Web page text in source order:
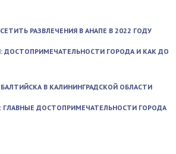
РАЗВЛЕЧЕНИЯ В АНАПЕ В 2022 ГОДУ
ДОСТОПРИМЕЧАТЕЛЬНОСТИ ГОРОДА И КАК ДО
В КАЛИНИНГРАДСКОЙ ОБЛАСТИ
ГЛАВНЫЕ ДОСТОПРИМЕЧАТЕЛЬНОСТИ ГОРОДА